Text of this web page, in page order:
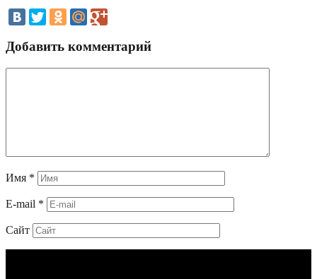
Добавить комментарий
Имя *
E-mail *
Сайт